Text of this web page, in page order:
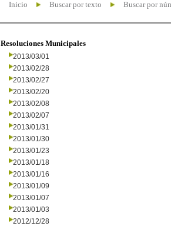
Inicio Buscar por texto Buscar por
Resoluciones Municipales
2013/03/01
2013/02/28
2013/02/27
2013/02/20
2013/02/08
2013/02/07
2013/01/31
2013/01/30
2013/01/23
2013/01/18
2013/01/16
2013/01/09
2013/01/07
2013/01/03
2012/12/28